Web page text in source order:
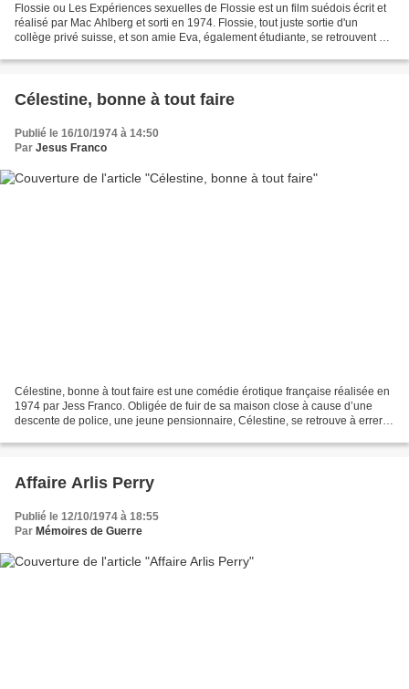
Flossie ou Les Expériences sexuelles de Flossie est un film suédois écrit et
réalisé par Mac Ahlberg et sorti en 1974. Flossie, tout juste sortie d'un
collège privé suisse, et son amie Eva, également étudiante, se retrouvent en
Célestine, bonne à tout faire
Publié le 16/10/1974 à 14:50
Par Jesus Franco
Célestine, bonne à tout faire est une comédie érotique française réalisée en
1974 par Jess Franco. Obligée de fuir de sa maison close à cause d’une
descente de police, une jeune pensionnaire, Célestine, se retrouve à errer
Affaire Arlis Perry
Publié le 12/10/1974 à 18:55
Par Mémoires de Guerre